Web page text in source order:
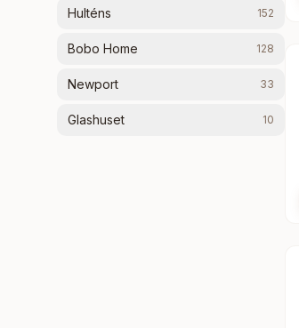
Hulténs 152
Bobo Home 128
Newport 33
Glashuset 10